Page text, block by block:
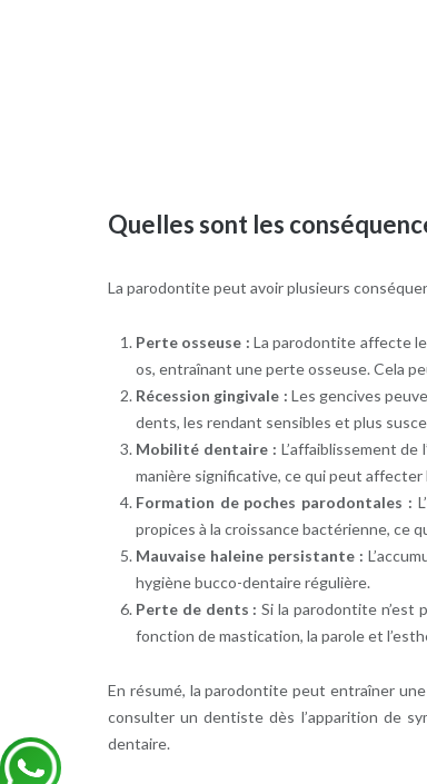
Quelles sont les
La parodontite peut avoir plusieurs
Perte osseuse : La parodontite affecte
os, entraînant une perte osseuse. Cela
Récession gingivale : Les gencives
dents, les rendant sensibles et plus
Mobilité dentaire : L’affaiblissement
manière significative, ce qui peut
Formation de poches parodontales :
propices à la croissance bactérienne, ce
Mauvaise haleine persistante :
hygiène bucco-dentaire régulière.
Perte de dents : Si la parodontite
fonction de mastication, la parole et
En résumé, la parodontite peut entraîner
consulter un dentiste dès l’apparition de
dentaire.